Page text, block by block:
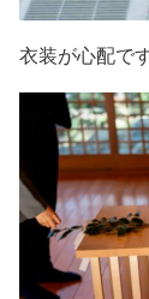
衣装が心配で